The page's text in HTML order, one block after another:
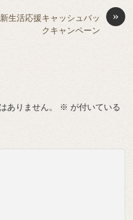
»
生活応援キャッシュバッ
クキャンペーン
ありません。 ※ が付いている